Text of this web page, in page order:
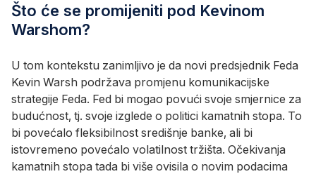
Što će se promijeniti pod Kevinom
Warshom?
U tom kontekstu zanimljivo je da novi predsjednik Feda
Kevin Warsh podržava promjenu komunikacijske
strategije Feda. Fed bi mogao povući svoje smjernice za
budućnost, tj. svoje izglede o politici kamatnih stopa. To
bi povećalo fleksibilnost središnje banke, ali bi
istovremeno povećalo volatilnost tržišta. Očekivanja
kamatnih stopa tada bi više ovisila o novim podacima